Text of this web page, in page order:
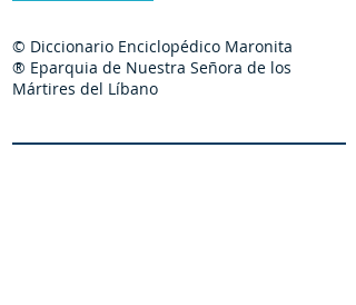
© Diccionario Enciclopédico Maronita
® Eparquia de Nuestra Señora de los
Mártires del Líbano